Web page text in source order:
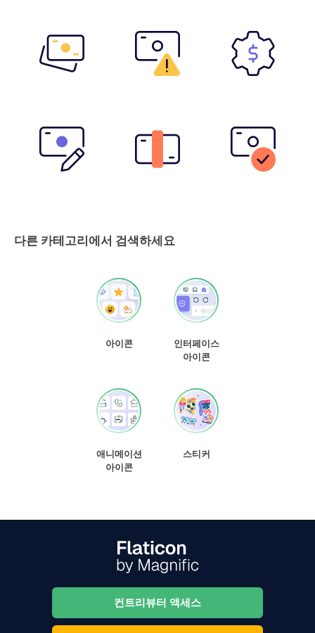
다른 카테고리에서 검색하세요
아이콘
인터페이스
아이콘
애니메이션
아이콘
스티커
컨트리뷰터 액세스